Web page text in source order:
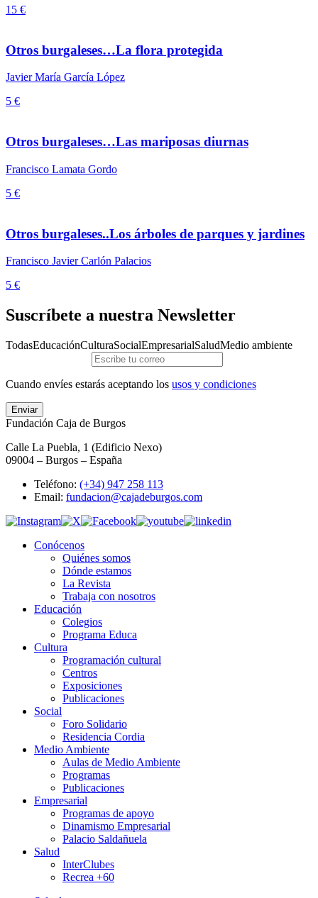
15 €
Otros burgaleses…La flora protegida
Javier María García López
5 €
Otros burgaleses…Las mariposas diurnas
Francisco Lamata Gordo
5 €
Otros burgaleses..Los árboles de parques y jardines
Francisco Javier Carlón Palacios
5 €
Suscríbete a nuestra Newsletter
TodasEducaciónCulturaSocialEmpresarialSaludMedio ambiente
Cuando envíes estarás aceptando los usos y condiciones
Enviar
Fundación Caja de Burgos
Calle La Puebla, 1 (Edificio Nexo)
09004 – Burgos – España
Teléfono: (+34) 947 258 113
Email: fundacion@cajadeburgos.com
Conócenos
Quiénes somos
Dónde estamos
La Revista
Trabaja con nosotros
Educación
Colegios
Programa Educa
Cultura
Programación cultural
Centros
Exposiciones
Publicaciones
Social
Foro Solidario
Residencia Cordia
Medio Ambiente
Aulas de Medio Ambiente
Programas
Publicaciones
Empresarial
Programas de apoyo
Dinamismo Empresarial
Palacio Saldañuela
Salud
InterClubes
Recrea +60